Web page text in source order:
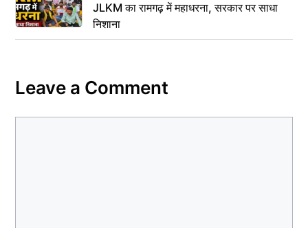
JLKM का रामगढ़ में महाधरना, सरकार पर साधा
निशाना
Leave a Comment